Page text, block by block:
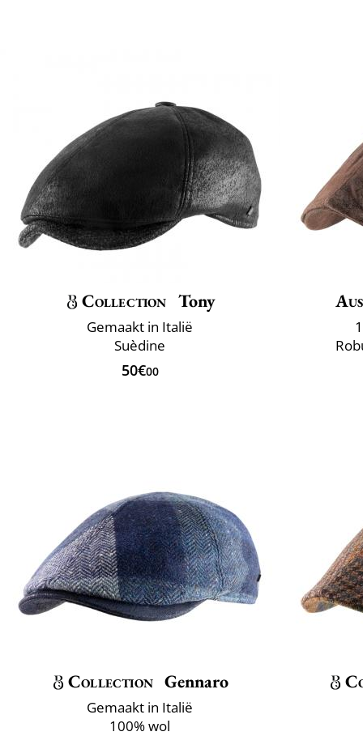
Collection Tony
Gemaakt in Italië
Suèdine
50€00
Collection Gennaro
Gemaakt in Italië
100% wol